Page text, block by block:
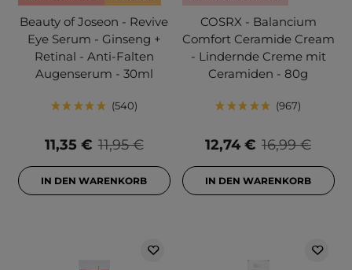
Beauty of Joseon - Revive
Eye Serum - Ginseng +
Retinal - Anti-Falten
Augenserum - 30ml
540
11,95 €
11,35 €
IN DEN WARENKORB
COSRX - Balancium
Comfort Ceramide Cream
- Lindernde Creme mit
Ceramiden - 80g
967
16,99 €
12,74 €
IN DEN WARENKORB